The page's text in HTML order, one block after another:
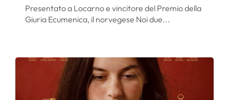
Presentato a Locarno e vincitore del Premio della
Giuria Ecumenica, il norvegese Noi due...